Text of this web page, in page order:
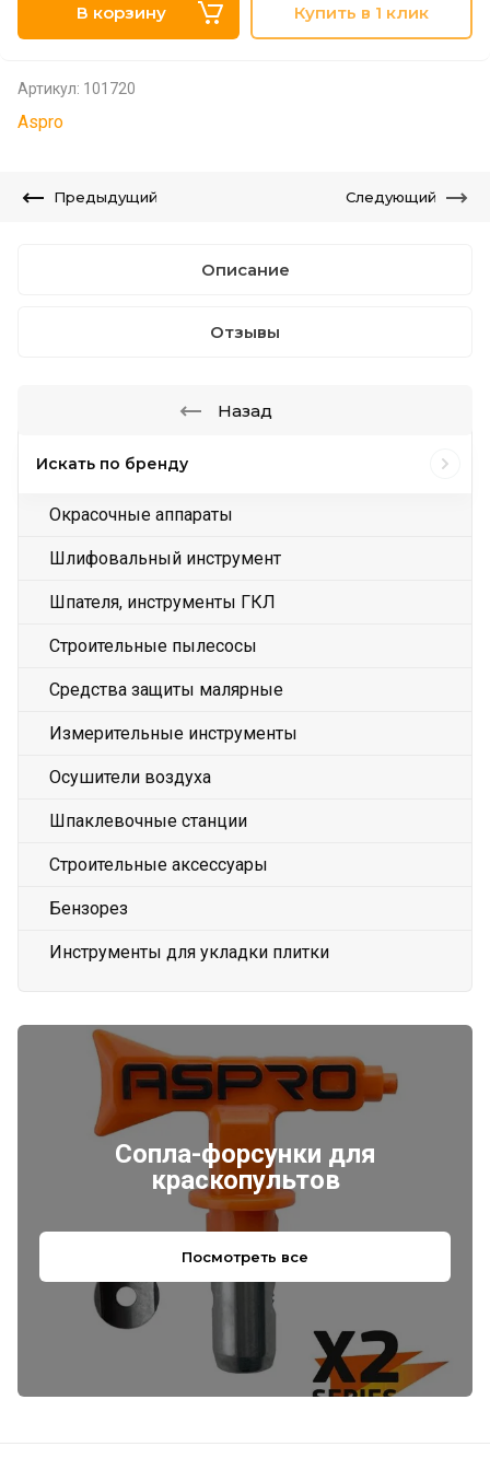
Искать по бренду
Окрасочные аппараты
Шлифовальный инструмент
Шпателя, инструменты ГКЛ
Строительные пылесосы
Средства защиты малярные
Измерительные инструменты
Осушители воздуха
Шпаклевочные станции
Строительные аксессуары
Бензорез
Инструменты для укладки плитки
Сопла-форсунки для
краскопультов
Посмотреть все
В корзину Купить в 1 клик
Артикул: 101720
Aspro
Предыдущий Следующий
Описание
Отзывы
Назад